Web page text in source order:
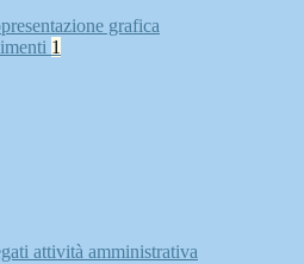
grafica
1
attività amministrativa